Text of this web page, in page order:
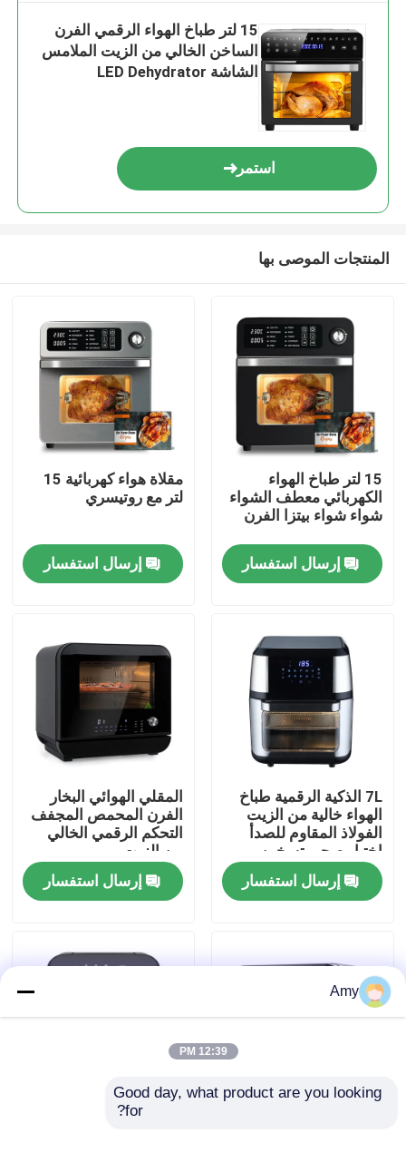
المنزل
المنتجات
فيديوهات
حولنا
جولة في المصنع
اتصل بنا
اطلب اقتباس
15 لتر طباخ الهواء الرقمي الفرن
الساخن الخالي من الزيت الملامس
الشاشة LED Dehydrator
استمر
المنتجات الموصى بها
15 لتر طباخ الهواء
الكهربائي معطف الشواء
شواء شواء بيتزا الفرن
إرسال استفسار
مقلاة هواء كهربائية 15
لتر مع روتيسري
إرسال استفسار
7L الذكية الرقمية طباخ
الهواء خالية من الزيت
الفولاذ المقاوم للصدأ
اختيار صحي تسخين
سريع
إرسال استفسار
المقلي الهوائي البخار
الفرن المحمص المجفف
التحكم الرقمي الخالي
من الزيت
إرسال استفسار
Amy
12:39 PM
Good day, what product are you looking
for?